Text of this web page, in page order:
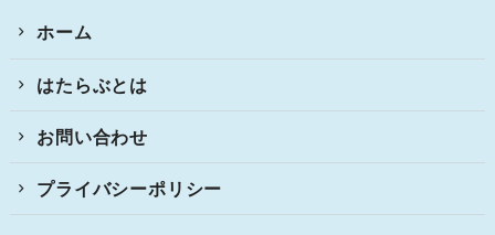
ホーム
はたらぶとは
お問い合わせ
プライバシーポリシー